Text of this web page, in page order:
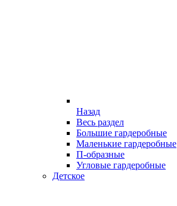
Назад
Весь раздел
Большие гардеробные
Маленькие гардеробные
П-образные
Угловые гардеробные
Детское